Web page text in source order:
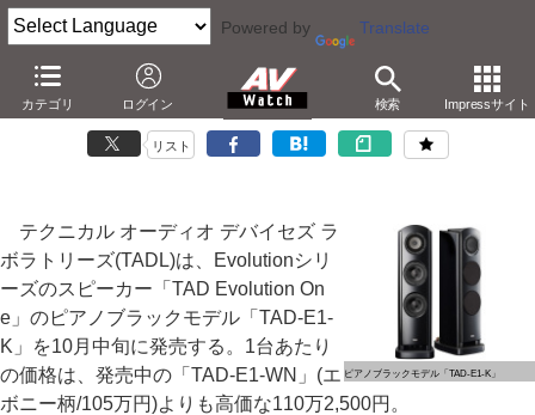
Powered by Translate
カテゴリ ログイン 検索 Impressサイト
TAD、「Evolution One」のピアノブラックモデル
－1台約110万円。Referenceシリーズの技術採用
リスト
ピアノブラックモデル「TAD-E1-K」
テクニカル オーディオ デバイセズ ラ
ボラトリーズ(TADL)は、Evolutionシリ
ーズのスピーカー「TAD Evolution On
e」のピアノブラックモデル「TAD-E1-
K」を10月中旬に発売する。1台あたり
の価格は、発売中の「TAD-E1-WN」(エ
ボニー柄/105万円)よりも高価な110万2,500円。